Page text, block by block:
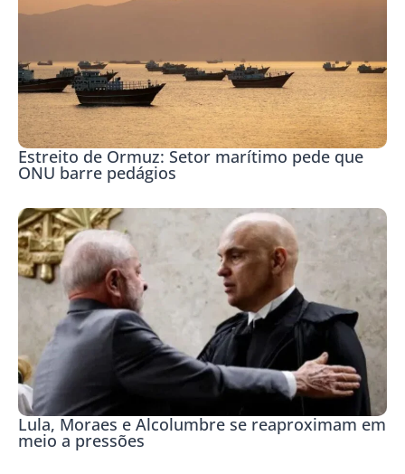
Estreito de Ormuz: Setor marítimo pede que
ONU barre pedágios
Lula, Moraes e Alcolumbre se reaproximam em
meio a pressões